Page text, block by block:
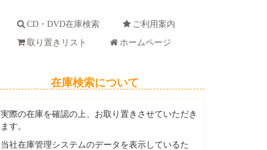
CD・DVD在庫検索
ご利用案内
取り置きリスト ホームページ
在庫検索について
実際の在庫を確認の上、お取り置きさせていただき
ます。
当社在庫管理システムのデータを表示しているた